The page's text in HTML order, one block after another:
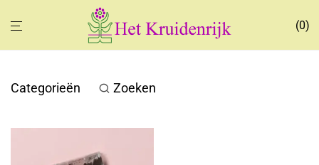
0
Categorieën Zoeken